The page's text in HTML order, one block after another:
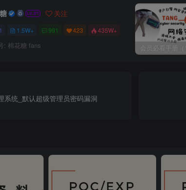
关注
1.5W+ 991 423 435W+
: 棉花糖 fans
系统_默认超级管理员密码漏洞